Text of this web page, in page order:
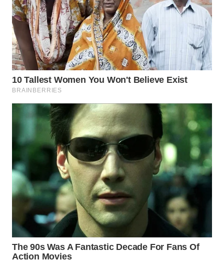
WN
LABUANBAJO
WN
BORNEO
Wahana
Media
Group
NEWS
WAHANA
WAHANA
ADVOKAT
WAHANA
INFRASTRUKTUR